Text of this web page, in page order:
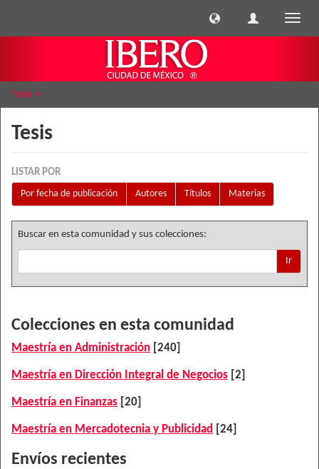
Tesis
Tesis
LISTAR POR
Por fecha de publicación
Autores Títulos Materias
Buscar en esta comunidad y sus colecciones:
Ir
Colecciones en esta comunidad
Maestría en Administración [240]
Maestría en Dirección Integral de Negocios [2]
Maestría en Finanzas [20]
Maestría en Mercadotecnia y Publicidad [24]
Envíos recientes